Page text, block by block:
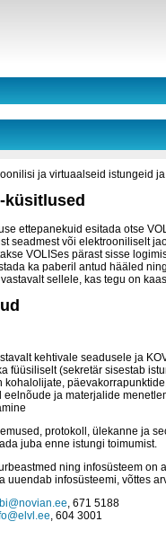
ja virtuaalseid istungeid
küsitlused
ettepanekuid esitada otse
seadmest või elektrooniliselt
VOLISes pärast sisse
ka paberil antud hääled
sellele, kas tegu on
kehtivale seadusele ja
füüsiliselt (sekretär sisestab
kohalolijate,
ja materjalide
protokoll, ülekanne ja
juba enne istungi toimumist.
ning infosüsteem
uuendab infosüsteemi, võttes
, 671 5188
, 604 3001